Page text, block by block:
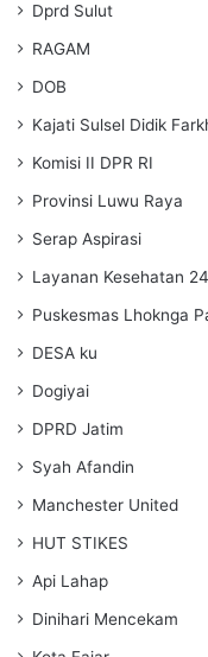
Dprd Sulut
RAGAM
DOB
Kajati Sulsel Didik
Komisi II DPR RI
Provinsi Luwu Raya
Serap Aspirasi
Layanan Kesehatan
Puskesmas Lhoknga
DESA ku
Dogiyai
DPRD Jatim
Syah Afandin
Manchester United
HUT STIKES
Api Lahap
Dinihari Mencekam